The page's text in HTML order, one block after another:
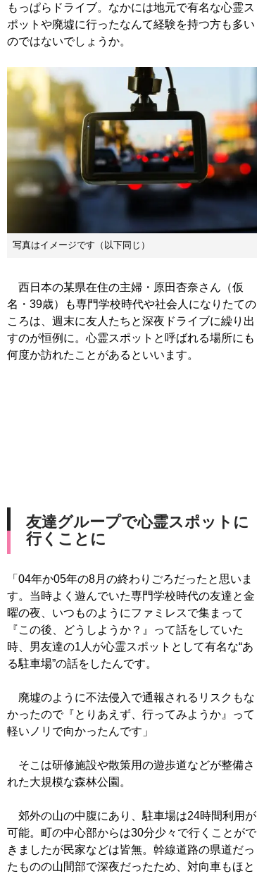
もっぱらドライブ。なかには地元で有名な心霊ス
ポットや廃墟に行ったなんて経験を持つ方も多い
のではないでしょうか。
写真はイメージです（以下同じ）
西日本の某県在住の主婦・原田杏奈さん（仮
名・39歳）も専門学校時代や社会人になりたての
ころは、週末に友人たちと深夜ドライブに繰り出
すのが恒例に。心霊スポットと呼ばれる場所にも
何度か訪れたことがあるといいます。
友達グループで心霊スポットに
行くことに
「04年か05年の8月の終わりごろだったと思いま
す。当時よく遊んでいた専門学校時代の友達と金
曜の夜、いつものようにファミレスで集まって
『この後、どうしようか？』って話をしていた
時、男友達の1人が心霊スポットとして有名な“あ
る駐車場”の話をしたんです。
廃墟のように不法侵入で通報されるリスクもな
かったので『とりあえず、行ってみようか』って
軽いノリで向かったんです」
そこは研修施設や散策用の遊歩道などが整備さ
れた大規模な森林公園。
郊外の山の中腹にあり、駐車場は24時間利用が
可能。町の中心部からは30分少々で行くことがで
きましたが民家などは皆無。幹線道路の県道だっ
たものの山間部で深夜だったため、対向車もほと